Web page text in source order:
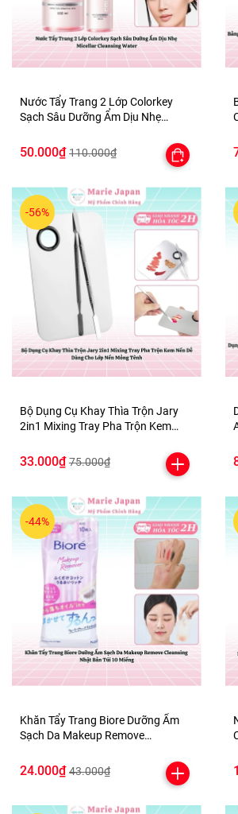
Nước Tẩy Trang 2 Lớp Colorkey
Sạch Sâu Dưỡng Ẩm Dịu Nhẹ
50.000₫ 110.000₫
-56%
Bộ Dụng Cụ Khay Thìa Trộn Jary
2in1 Mixing Tray Pha Trộn Kem
Tênh
33.000₫ 75.000₫
-44%
Khăn Tẩy Trang Biore Dưỡng Ẩm
Sạch Da Makeup Remove
24.000₫ 43.000₫